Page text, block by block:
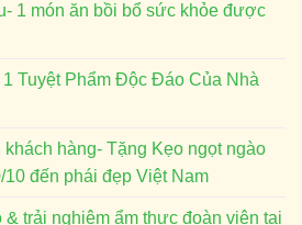
1 món ăn bồi bổ sức khỏe được
Tuyệt Phẩm Độc Đáo Của Nhà
hàng- Tặng Kẹo ngọt ngào
đến phái đẹp Việt Nam
& trải nghiệm ẩm thực đoàn viên tại